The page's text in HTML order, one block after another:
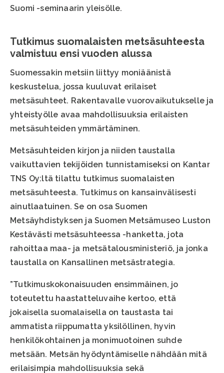
Suomi -seminaarin yleisölle.
Tutkimus suomalaisten metsäsuhteesta
valmistuu ensi vuoden alussa
Suomessakin metsiin liittyy moniäänistä
keskustelua, jossa kuuluvat erilaiset
metsäsuhteet. Rakentavalle vuorovaikutukselle ja
yhteistyölle avaa mahdollisuuksia erilaisten
metsäsuhteiden ymmärtäminen.
Metsäsuhteiden kirjon ja niiden taustalla
vaikuttavien tekijöiden tunnistamiseksi on Kantar
TNS Oy:ltä tilattu tutkimus suomalaisten
metsäsuhteesta. Tutkimus on kansainvälisesti
ainutlaatuinen. Se on osa Suomen
Metsäyhdistyksen ja Suomen Metsämuseo Luston
Kestävästi metsäsuhteessa -hanketta, jota
rahoittaa maa- ja metsätalousministeriö, ja jonka
taustalla on Kansallinen metsästrategia.
”Tutkimuskokonaisuuden ensimmäinen, jo
toteutettu haastatteluvaihe kertoo, että
jokaisella suomalaisella on taustasta tai
ammatista riippumatta yksilöllinen, hyvin
henkilökohtainen ja monimuotoinen suhde
metsään. Metsän hyödyntämiselle nähdään mitä
erilaisimpia mahdollisuuksia sekä